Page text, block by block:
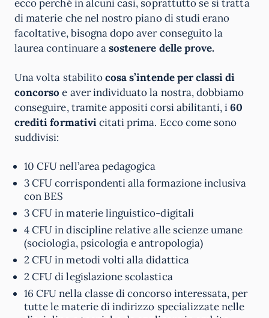
ecco perché in alcuni casi, soprattutto se si tratta
di materie che nel nostro piano di studi erano
facoltative, bisogna dopo aver conseguito la
laurea continuare asostenere delle prove.
Una volta stabilitocosa s’intende per classi di
concorso e aver individuato la nostra, dobbiamo
conseguire, tramite appositi corsi abilitanti, i60
crediti formativicitati prima. Ecco come sono
suddivisi:
10 CFU nell’area pedagogica
3 CFU corrispondenti alla formazione inclusiva
con BES
3 CFU in materie linguistico-digitali
4 CFU in discipline relative alle scienze umane
(sociologia, psicologia e antropologia)
2 CFU in metodi volti alla didattica
2 CFU di legislazione scolastica
16 CFU nella classe di concorso interessata, per
tutte le materie di indirizzo specializzate nelle